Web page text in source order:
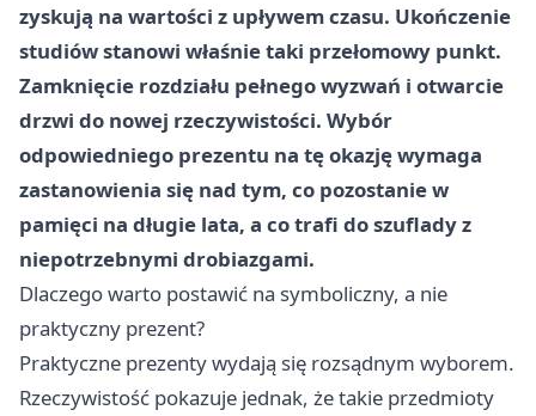
zyskują na wartości z upływem czasu. Ukończenie
studiów stanowi właśnie taki przełomowy punkt.
Zamknięcie rozdziału pełnego wyzwań i otwarcie
drzwi do nowej rzeczywistości. Wybór
odpowiedniego prezentu na tę okazję wymaga
zastanowienia się nad tym, co pozostanie w
pamięci na długie lata, a co trafi do szuflady z
niepotrzebnymi drobiazgami.
Dlaczego warto postawić na symboliczny, a nie
praktyczny prezent?
Praktyczne prezenty wydają się rozsądnym wyborem.
Rzeczywistość pokazuje jednak, że takie przedmioty